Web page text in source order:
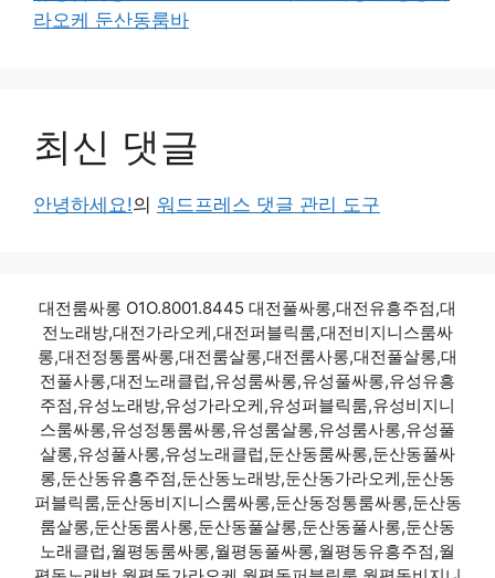
라오케 둔산동룸바
최신 댓글
안녕하세요!의 워드프레스 댓글 관리 도구
대전룸싸롱 O1O.8001.8445 대전풀싸롱,대전유흥주점,대
전노래방,대전가라오케,대전퍼블릭룸,대전비지니스룸싸
롱,대전정통룸싸롱,대전룸살롱,대전룸사롱,대전풀살롱,대
전풀사롱,대전노래클럽,유성룸싸롱,유성풀싸롱,유성유흥
주점,유성노래방,유성가라오케,유성퍼블릭룸,유성비지니
스룸싸롱,유성정통룸싸롱,유성룸살롱,유성룸사롱,유성풀
살롱,유성풀사롱,유성노래클럽,둔산동룸싸롱,둔산동풀싸
롱,둔산동유흥주점,둔산동노래방,둔산동가라오케,둔산동
퍼블릭룸,둔산동비지니스룸싸롱,둔산동정통룸싸롱,둔산동
룸살롱,둔산동룸사롱,둔산동풀살롱,둔산동풀사롱,둔산동
노래클럽,월평동룸싸롱,월평동풀싸롱,월평동유흥주점,월